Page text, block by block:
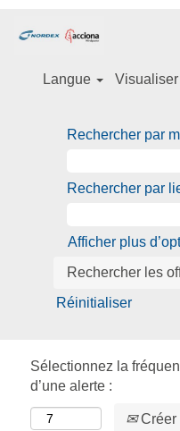
Langue Visualiser
Rechercher par
Rechercher par
Afficher plus
Réinitialiser
Sélectionnez la
d’une alerte :
Créer